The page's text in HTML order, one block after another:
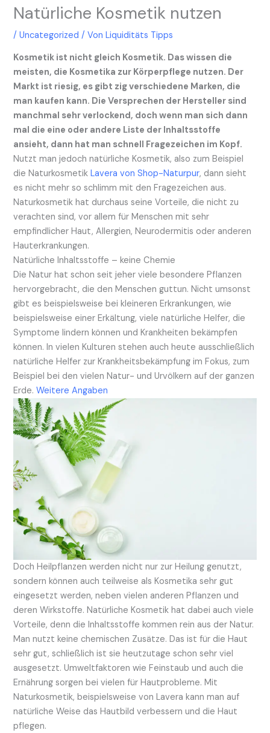
Natürliche Kosmetik nutzen
/Uncategorized / VonLiquiditäts Tipps
Kosmetik ist nicht gleich Kosmetik. Das wissen die
meisten, die Kosmetika zur Körperpflege nutzen. Der
Markt ist riesig, es gibt zig verschiedene Marken, die
man kaufen kann. Die Versprechen der Hersteller sind
manchmal sehr verlockend, doch wenn man sich dann
mal die eine oder andere Liste der Inhaltsstoffe
ansieht, dann hat man schnell Fragezeichen im Kopf.
Nutzt man jedoch natürliche Kosmetik, also zum Beispiel
die NaturkosmetikLavera von Shop-Naturpur, dann sieht
es nicht mehr so schlimm mit den Fragezeichen aus.
Naturkosmetik hat durchaus seine Vorteile, die nicht zu
verachten sind, vor allem für Menschen mit sehr
empfindlicher Haut, Allergien, Neurodermitis oder anderen
Hauterkrankungen.
Natürliche Inhaltsstoffe – keine Chemie
Die Natur hat schon seit jeher viele besondere Pflanzen
hervorgebracht, die den Menschen guttun. Nicht umsonst
gibt es beispielsweise bei kleineren Erkrankungen, wie
beispielsweise einer Erkältung, viele natürliche Helfer, die
Symptome lindern können und Krankheiten bekämpfen
können. In vielen Kulturen stehen auch heute ausschließlich
natürliche Helfer zur Krankheitsbekämpfung im Fokus, zum
Beispiel bei den vielen Natur- und Urvölkern auf der ganzen
Erde.Weitere Angaben
Doch Heilpflanzen werden nicht nur zur Heilung genutzt,
sondern können auch teilweise als Kosmetika sehr gut
eingesetzt werden, neben vielen anderen Pflanzen und
deren Wirkstoffe. Natürliche Kosmetik hat dabei auch viele
Vorteile, denn die Inhaltsstoffe kommen rein aus der Natur.
Man nutzt keine chemischen Zusätze. Das ist für die Haut
sehr gut, schließlich ist sie heutzutage schon sehr viel
ausgesetzt. Umweltfaktoren wie Feinstaub und auch die
Ernährung sorgen bei vielen für Hautprobleme. Mit
Naturkosmetik, beispielsweise von Lavera kann man auf
natürliche Weise das Hautbild verbessern und die Haut
pflegen.